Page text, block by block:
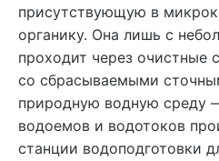
присутствующую в
органику. Она лишь с
проходит через очистные
со сбрасываемыми
природную водную среду
водоемов и водотоков
станции водоподготовки